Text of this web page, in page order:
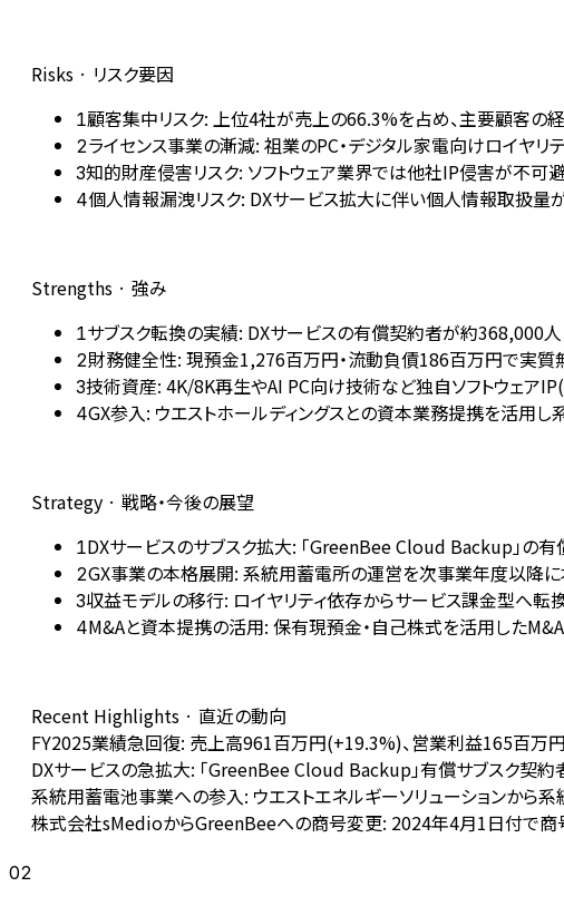
Risks · リスク要因
1顧客集中リスク: 上位4社が売上の66.3%を占め、主要顧客の
2ライセンス事業の漸減: 祖業のPC・デジタル家電向けロイヤリ
3知的財産侵害リスク: ソフトウェア業界では他社IP侵害が不可
4個人情報漏洩リスク: DXサービス拡大に伴い個人情報取扱量
Strengths · 強み
1サブスク転換の実績: DXサービスの有償契約者が約368,000
2財務健全性: 現預金1,276百万円・流動負債186百万円で実質
3技術資産: 4K/8K再生やAI PC向け技術など独自ソフトウェア
4GX参入: ウエストホールディングスとの資本業務提携を活用
Strategy · 戦略・今後の展望
1DXサービスのサブスク拡大: 「GreenBee Cloud Backup」の
2GX事業の本格展開: 系統用蓄電所の運営を次事業年度以降に
3収益モデルの移行: ロイヤリティ依存からサービス課金型へ転
4M&Aと資本提携の活用: 保有現預金・自己株式を活用した
Recent Highlights · 直近の動向
FY2025業績急回復: 売上高961百万円(+19.3%)、営業利益165百万
DXサービスの急拡大: 「GreenBee Cloud Backup」有償サブスク契
系統用蓄電池事業への参入: ウエストエネルギーソリューションから
株式会社sMedioからGreenBeeへの商号変更: 2024年4月1日付で商
02